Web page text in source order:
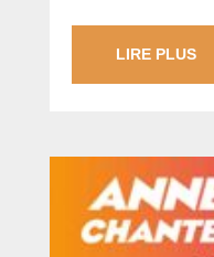
LIRE PLUS